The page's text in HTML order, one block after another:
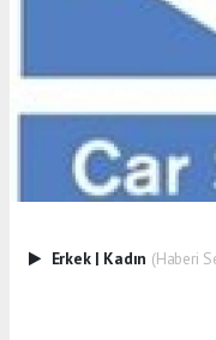
Erkek | Kadın (Haberi